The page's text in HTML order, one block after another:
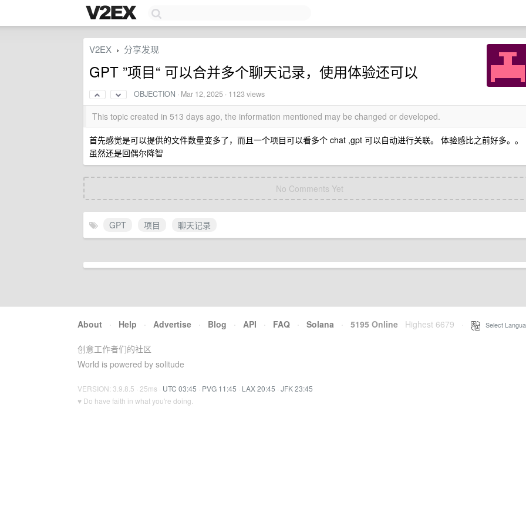
V2EX › 分享发现
GPT ”项目“ 可以合并多个聊天记录，使用体验还可以
OBJECTION · Mar 12, 2025 · 1123 views
This topic created in 513 days ago, the information mentioned may be changed or developed.
首先感觉是可以提供的文件数量变多了，而且一个项目可以看多个 chat ,gpt 可以自动进行关联。 体验感比之前好多。。
虽然还是回偶尔降智
No Comments Yet
GPT 项目 聊天记录
About · Help · Advertise · Blog · API · FAQ · Solana · 5195 Online Highest 6679 Select
创意工作者们的社区
World is powered by solitude
VERSION: 3.9.8.5 · 25ms · UTC 03:45 · PVG 11:45 · LAX 20:45 · JFK 23:45
♥ Do have faith in what you're doing.